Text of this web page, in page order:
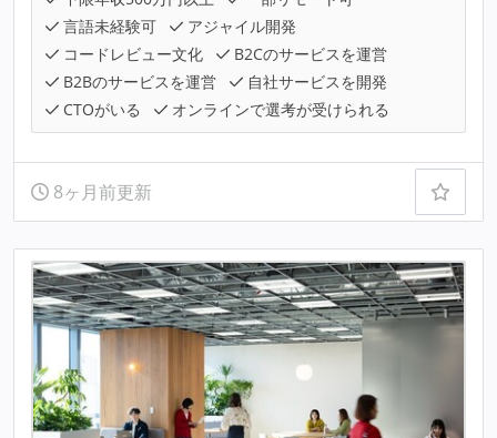
言語未経験可
アジャイル開発
コードレビュー文化
B2Cのサービスを運営
B2Bのサービスを運営
自社サービスを開発
CTOがいる
オンラインで選考が受けられる
8ヶ月前更新